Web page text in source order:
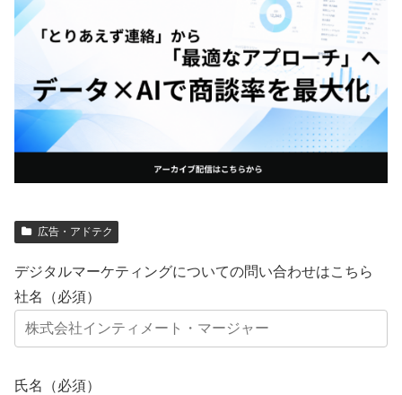
広告・アドテク
デジタルマーケティングについての問い合わせはこちら
社名（必須）
氏名（必須）